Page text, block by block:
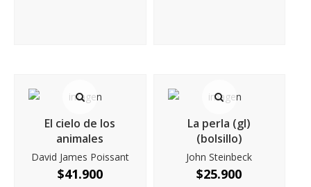
El cielo de los
animales
David James Poissant
$41.900
La perla (gl)
(bolsillo)
John Steinbeck
$25.900